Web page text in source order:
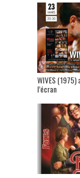
WIVES
l’écran